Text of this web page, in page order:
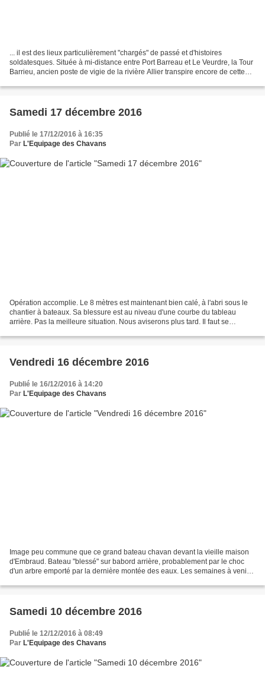
... il est des lieux particulièrement "chargés" de passé et d'histoires
soldatesques. Située à mi-distance entre Port Barreau et Le Veurdre, la Tour
Barrieu, ancien poste de vigie de la rivière Allier transpire encore de cette
Samedi 17 décembre 2016
Publié le 17/12/2016 à 16:35
Par L'Equipage des Chavans
Opération accomplie. Le 8 mètres est maintenant bien calé, à l'abri sous le
chantier à bateaux. Sa blessure est au niveau d'une courbe du tableau
arrière. Pas la meilleure situation. Nous aviserons plus tard. Il faut se
Vendredi 16 décembre 2016
Publié le 16/12/2016 à 14:20
Par L'Equipage des Chavans
Image peu commune que ce grand bateau chavan devant la vieille maison
d'Embraud. Bateau "blessé" sur babord arrière, probablement par le choc
d'un arbre emporté par la dernière montée des eaux. Les semaines à venir
Samedi 10 décembre 2016
Publié le 12/12/2016 à 08:49
Par L'Equipage des Chavans